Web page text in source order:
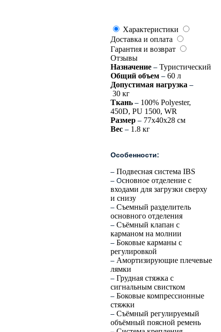
Характеристики
Доставка и оплата
Гарантия и возврат
Отзывы
Назначение – Туристический
Общий объем – 60 л
Допустимая нагрузка –
30 кг
Ткань – 100% Polyester,
450D, PU 1500, WR
Размер – 77х40х28 см
Вес – 1.8 кг
Особенности:
– Подвесная система IBS
– Основное отделение c
входами для загрузки сверху
и снизу
– Съемный разделитель
основного отделения
– Съёмный клапан c
карманом на молнии
– Боковые карманы с
регулировкой
– Амортизирующие плечевые
лямки
– Грудная стяжка с
сигнальным свистком
– Боковые компрессионные
стяжки
– Съёмный регулируемый
объёмный поясной ремень